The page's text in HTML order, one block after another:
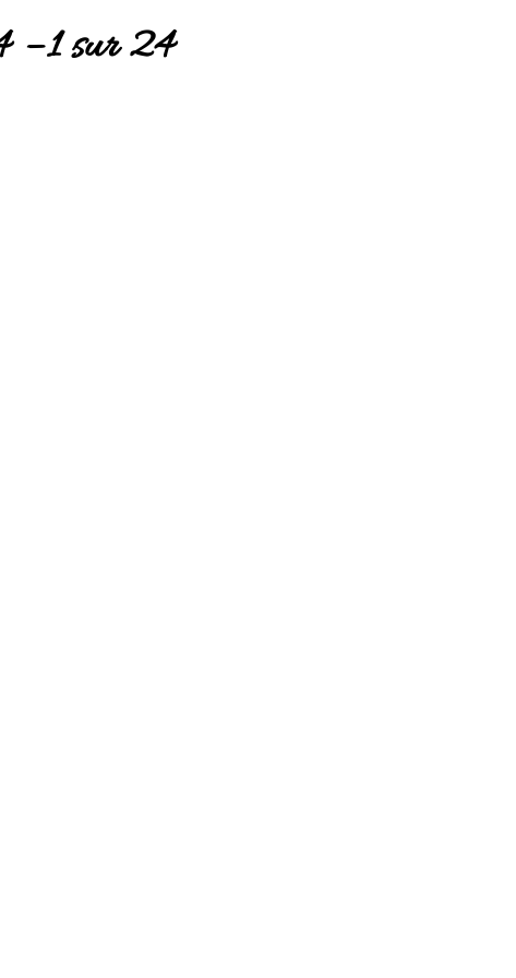
– 1 sur 24